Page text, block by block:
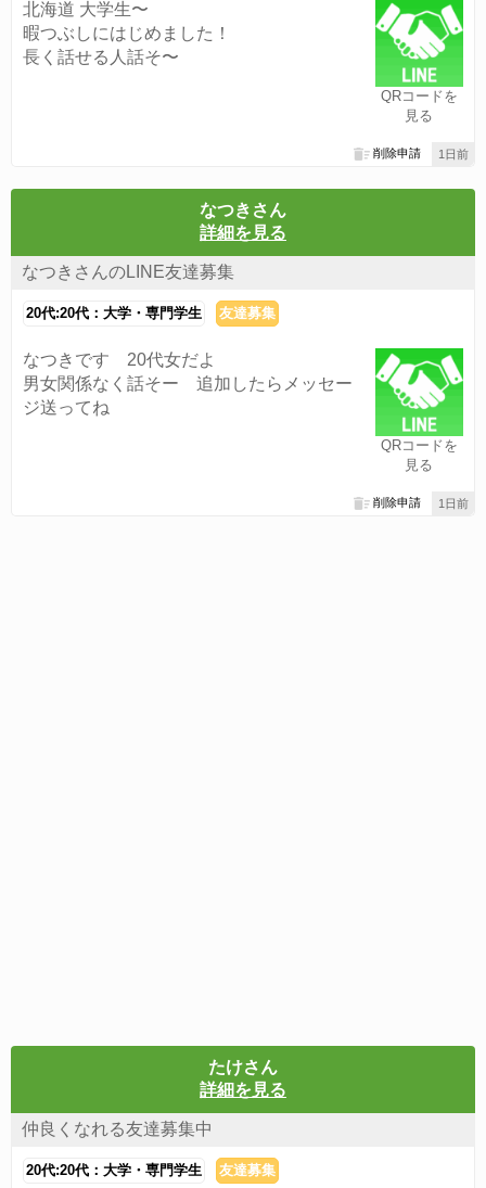
QRコードを
見る
北海道 大学生〜
暇つぶしにはじめました！
長く話せる人話そ〜
1日前
削除申請
なつきさん
詳細を見る
なつきさんのLINE友達募集
20代:20代：大学・専門学生 友達募集
QRコードを
見る
なつきです 20代女だよ
男女関係なく話そー 追加したらメッセー
ジ送ってね
1日前
削除申請
たけさん
詳細を見る
仲良くなれる友達募集中
20代:20代：大学・専門学生 友達募集